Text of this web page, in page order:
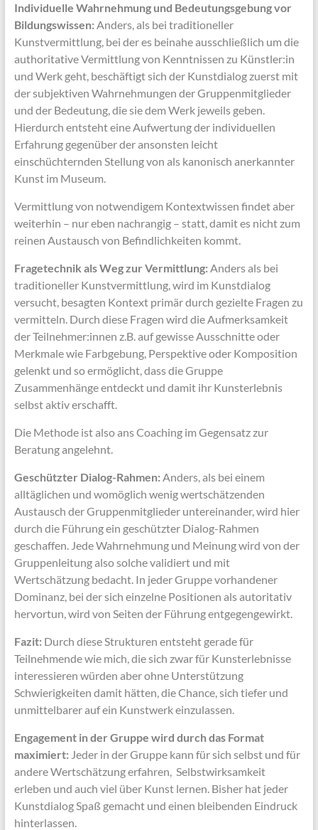
Individuelle Wahrnehmung und Bedeutungsgebung vor
Bildungswissen: Anders, als bei traditioneller
Kunstvermittlung, bei der es beinahe ausschließlich um die
authoritative Vermittlung von Kenntnissen zu Künstler:in
und Werk geht, beschäftigt sich der Kunstdialog zuerst mit
der subjektiven Wahrnehmungen der Gruppenmitglieder
und der Bedeutung, die sie dem Werk jeweils geben.
Hierdurch entsteht eine Aufwertung der individuellen
Erfahrung gegenüber der ansonsten leicht
einschüchternden Stellung von als kanonisch anerkannter
Kunst im Museum.
Vermittlung von notwendigem Kontextwissen findet aber
weiterhin – nur eben nachrangig – statt, damit es nicht zum
reinen Austausch von Befindlichkeiten kommt.
Fragetechnik als Weg zur Vermittlung: Anders als bei
traditioneller Kunstvermittlung, wird im Kunstdialog
versucht, besagten Kontext primär durch gezielte Fragen zu
vermitteln. Durch diese Fragen wird die Aufmerksamkeit
der Teilnehmer:innen z.B. auf gewisse Ausschnitte oder
Merkmale wie Farbgebung, Perspektive oder Komposition
gelenkt und so ermöglicht, dass die Gruppe
Zusammenhänge entdeckt und damit ihr Kunsterlebnis
selbst aktiv erschafft.
Die Methode ist also ans Coaching im Gegensatz zur
Beratung angelehnt.
Geschützter Dialog-Rahmen: Anders, als bei einem
alltäglichen und womöglich wenig wertschätzenden
Austausch der Gruppenmitglieder untereinander, wird hier
durch die Führung ein geschützter Dialog-Rahmen
geschaffen. Jede Wahrnehmung und Meinung wird von der
Gruppenleitung also solche validiert und mit
Wertschätzung bedacht. In jeder Gruppe vorhandener
Dominanz, bei der sich einzelne Positionen als autoritativ
hervortun, wird von Seiten der Führung entgegengewirkt.
Fazit: Durch diese Strukturen entsteht gerade für
Teilnehmende wie mich, die sich zwar für Kunsterlebnisse
interessieren würden aber ohne Unterstützung
Schwierigkeiten damit hätten, die Chance, sich tiefer und
unmittelbarer auf ein Kunstwerk einzulassen.
Engagement in der Gruppe wird durch das Format
maximiert: Jeder in der Gruppe kann für sich selbst und für
andere Wertschätzung erfahren, Selbstwirksamkeit
erleben und auch viel über Kunst lernen. Bisher hat jeder
Kunstdialog Spaß gemacht und einen bleibenden Eindruck
hinterlassen.